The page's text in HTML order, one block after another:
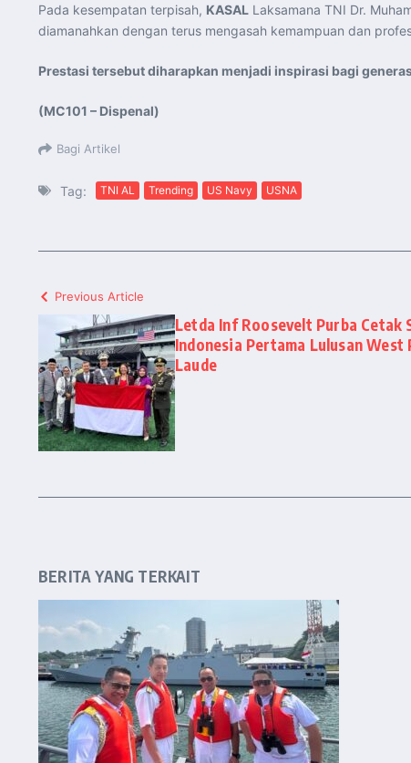
Pada kesempatan terpisah, KASAL Laksamana TNI Dr.
diamanahkan dengan terus mengasah kemampuan dan
Prestasi tersebut diharapkan menjadi inspirasi bagi
(MC101 – Dispenal)
Bagi Artikel
Tag: TNI AL Trending US Navy USNA
Previous Article
Letda Inf Roosevelt Purba Cetak
Indonesia Pertama Lulusan
Laude
BERITA YANG TERKAIT